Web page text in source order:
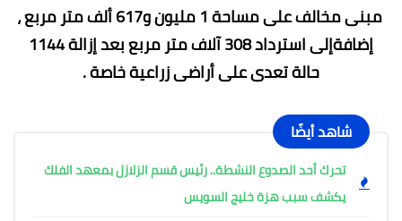
مبنى مخالف على مساحة 1 مليون و617 ألف متر مربع ،
إضافةإلى استرداد 308 آلاف متر مربع بعد إزالة 1144
حالة تعدى على أراضى زراعية خاصة .
شاهد أيضًا
تحرك أحد الصدوع النشطة.. رئيس قسم الزلازل بمعهد الفلك
يكشف سبب هزة خليج السويس